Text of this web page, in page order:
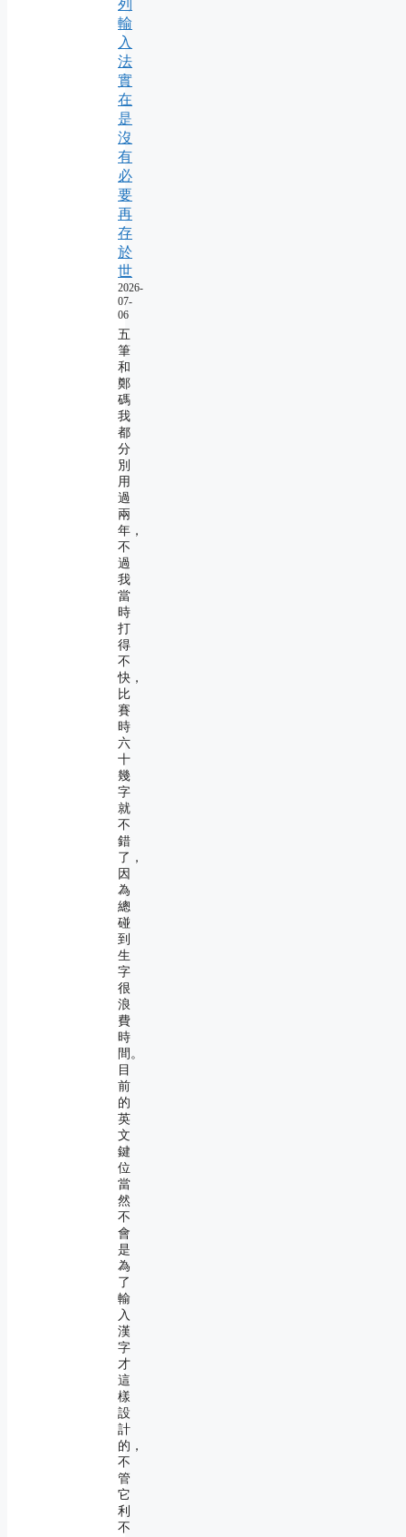
列
輸
入
法
實
在
是
沒
有
必
要
再
存
於
世
2026-
07-
06
五
筆
和
鄭
碼
我
都
分
別
用
過
兩
年，
不
過
我
當
時
打
得
不
快，
比
賽
時
六
十
幾
字
就
不
錯
了，
因
為
總
碰
到
生
字
很
浪
費
時
間。
目
前
的
英
文
鍵
位
當
然
不
會
是
為
了
輸
入
漢
字
才
這
樣
設
計
的，
不
管
它
利
不